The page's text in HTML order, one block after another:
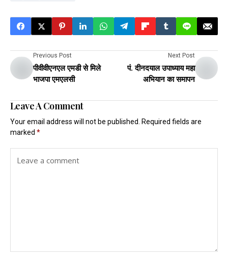
Previous Post
पीवीवीएनएल एमडी से मिले
भाजपा एमएलसी
Next Post
पं. दीनदयाल उपाध्याय महा
अभियान का समापन
Leave A Comment
Your email address will not be published. Required fields are
marked *